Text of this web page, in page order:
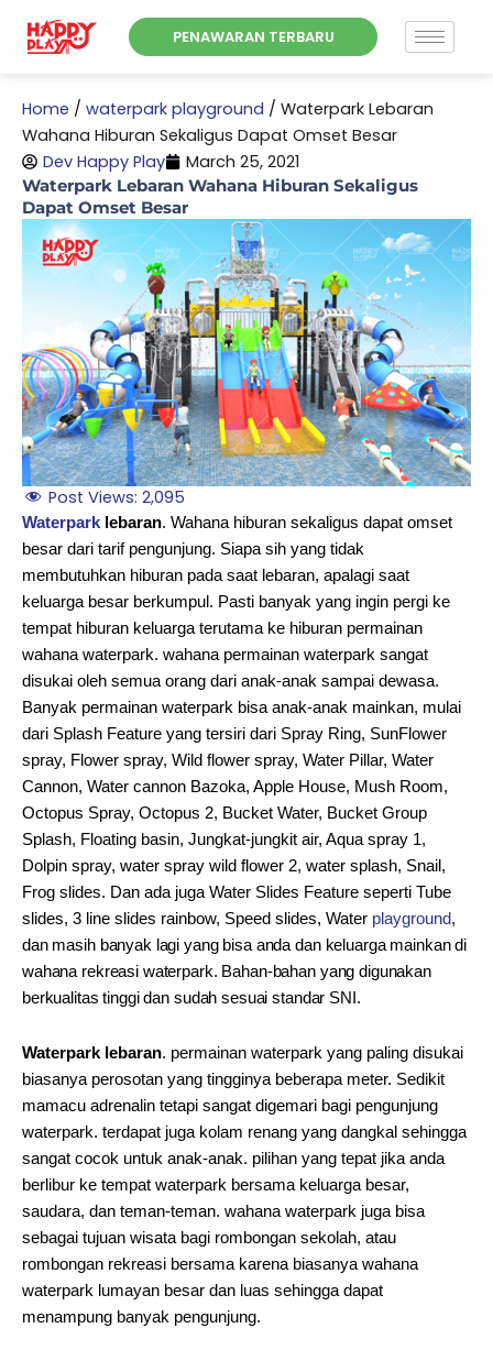
PENAWARAN TERBARU
Home / waterpark playground / Waterpark Lebaran
Wahana Hiburan Sekaligus Dapat Omset Besar
Dev Happy Play
March 25, 2021
Waterpark Lebaran Wahana Hiburan Sekaligus
Dapat Omset Besar
Post Views: 2,095
Waterpark lebaran. Wahana hiburan sekaligus dapat omset
besar dari tarif pengunjung. Siapa sih yang tidak
membutuhkan hiburan pada saat lebaran, apalagi saat
keluarga besar berkumpul. Pasti banyak yang ingin pergi ke
tempat hiburan keluarga terutama ke hiburan permainan
wahana waterpark. wahana permainan waterpark sangat
disukai oleh semua orang dari anak-anak sampai dewasa.
Banyak permainan waterpark bisa anak-anak mainkan, mulai
dari Splash Feature yang tersiri dari Spray Ring, SunFlower
spray, Flower spray, Wild flower spray, Water Pillar, Water
Cannon, Water cannon Bazoka, Apple House, Mush Room,
Octopus Spray, Octopus 2, Bucket Water, Bucket Group
Splash, Floating basin, Jungkat-jungkit air, Aqua spray 1,
Dolpin spray, water spray wild flower 2, water splash, Snail,
Frog slides. Dan ada juga Water Slides Feature seperti Tube
slides, 3 line slides rainbow, Speed slides, Water playground,
dan masih banyak lagi yang bisa anda dan keluarga mainkan di
wahana rekreasi waterpark. Bahan-bahan yang digunakan
berkualitas tinggi dan sudah sesuai standar SNI.
Waterpark lebaran. permainan waterpark yang paling disukai
biasanya perosotan yang tingginya beberapa meter. Sedikit
mamacu adrenalin tetapi sangat digemari bagi pengunjung
waterpark. terdapat juga kolam renang yang dangkal sehingga
sangat cocok untuk anak-anak. pilihan yang tepat jika anda
berlibur ke tempat waterpark bersama keluarga besar,
saudara, dan teman-teman. wahana waterpark juga bisa
sebagai tujuan wisata bagi rombongan sekolah, atau
rombongan rekreasi bersama karena biasanya wahana
waterpark lumayan besar dan luas sehingga dapat
menampung banyak pengunjung.